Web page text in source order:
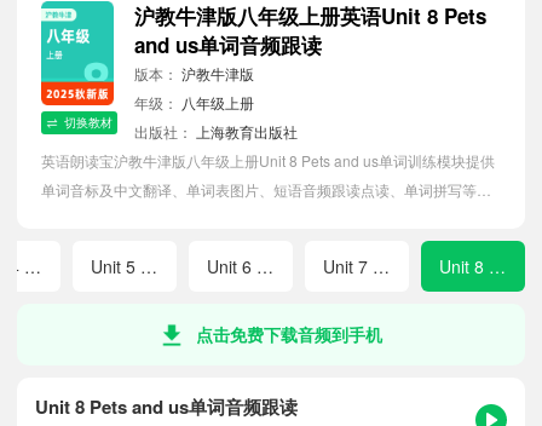
切换教材
沪教牛津版八年级上册英语Unit 8 Pets
and us单词音频跟读
版本： 沪教牛津版
年级： 八年级上册
出版社：
上海教育出版社
英语朗读宝沪教牛津版八年级上册Unit 8 Pets and us单词训练模块提供
单词音标及中文翻译、单词表图片、短语音频跟读点读、单词拼写等软
Unit 4 Inventions Unit 5 Going on an exchange trip Unit 6 Wisdom counts Unit 7 The secret of memory Unit 8 Pets and us
点击免费下载音频到手机
Unit 8 Pets and us单词音频跟读